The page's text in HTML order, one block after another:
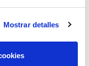
Mostrar detalles